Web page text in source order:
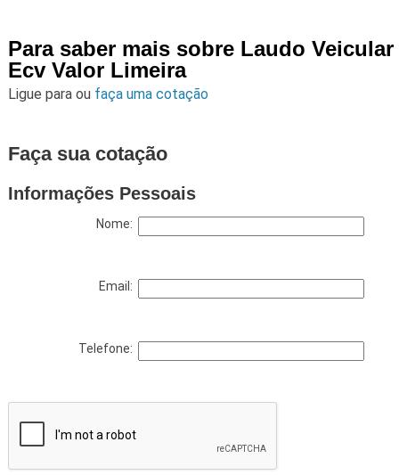
Para saber mais sobre Laudo Veicular
Ecv Valor Limeira
Ligue para ou faça uma cotação
Faça sua cotação
Informações Pessoais
Nome:
Email:
Telefone: